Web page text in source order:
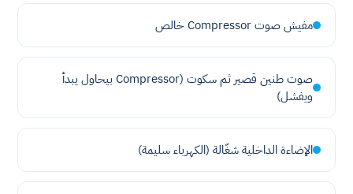
مفيش صوت Compressor خالص
صوت طنين قصير ثم سكوت (Compressor بيحاول يبدأ
ويفشل)
الإضاءة الداخلية شغّالة (الكهرباء سليمة)